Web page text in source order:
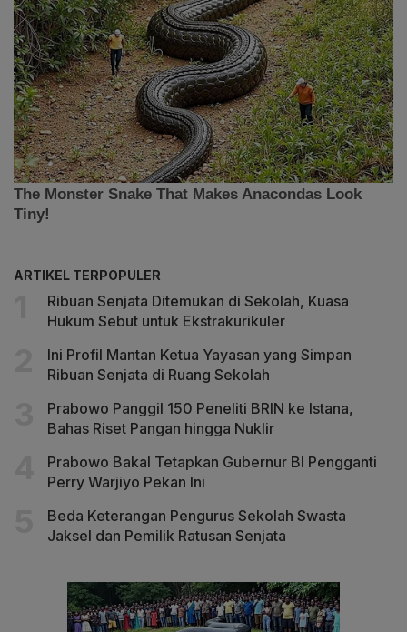
ARTIKEL TERPOPULER
Ribuan Senjata Ditemukan di Sekolah, Kuasa
Hukum Sebut untuk Ekstrakurikuler
Ini Profil Mantan Ketua Yayasan yang Simpan
Ribuan Senjata di Ruang Sekolah
Prabowo Panggil 150 Peneliti BRIN ke Istana,
Bahas Riset Pangan hingga Nuklir
Prabowo Bakal Tetapkan Gubernur BI Pengganti
Perry Warjiyo Pekan Ini
Beda Keterangan Pengurus Sekolah Swasta
Jaksel dan Pemilik Ratusan Senjata